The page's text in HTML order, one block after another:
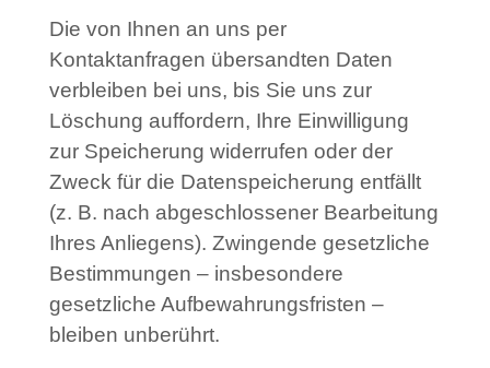
Die von Ihnen an uns per
Kontaktanfragen übersandten Daten
verbleiben bei uns, bis Sie uns zur
Löschung auffordern, Ihre Einwilligung
zur Speicherung widerrufen oder der
Zweck für die Datenspeicherung entfällt
(z. B. nach abgeschlossener Bearbeitung
Ihres Anliegens). Zwingende gesetzliche
Bestimmungen – insbesondere
gesetzliche Aufbewahrungsfristen –
bleiben unberührt.